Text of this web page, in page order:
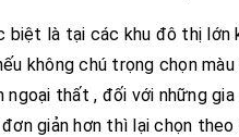
biệt là tại các khu đô thị lớn
không chú trọng chọn
thất , đối với những
giản hơn thì lại chọn